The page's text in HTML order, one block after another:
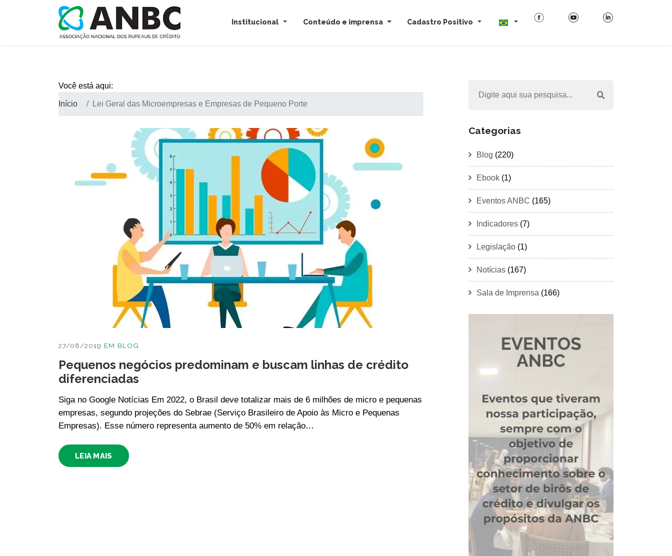
Institucional Conteúdo e imprensa Cadastro Positivo
Você está aqui:
Início Lei Geral das Microempresas e Empresas de Pequeno Porte
27/08/2019 EM BLOG
Pequenos negócios predominam e buscam linhas de crédito
diferenciadas
Siga no Google Notícias Em 2022, o Brasil deve totalizar mais de 6 milhões de micro e pequenas
empresas, segundo projeções do Sebrae (Serviço Brasileiro de Apoio às Micro e Pequenas
Empresas). Esse número representa aumento de 50% em relação…
LEIA MAIS
Categorias
Blog (220)
Ebook (1)
Eventos ANBC (165)
Indicadores (7)
Legislação (1)
Notícias (167)
Sala de Imprensa (166)